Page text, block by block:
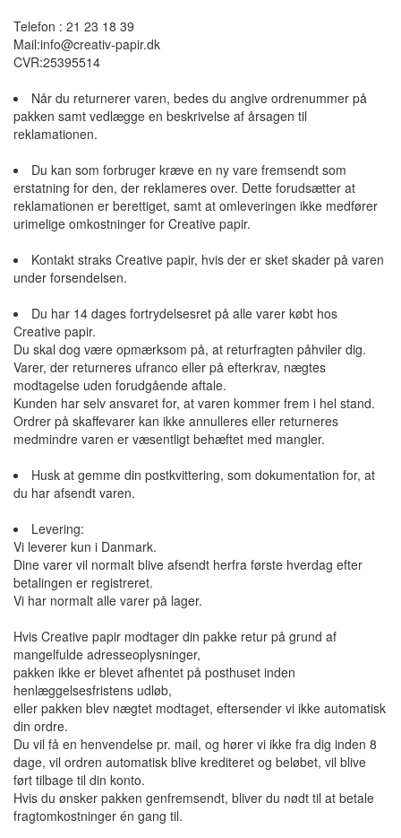
Telefon : 21 23 18 39
Mail:info@creativ-papir.dk
CVR:25395514
Når du returnerer varen, bedes du angive ordrenummer på
pakken samt vedlægge en beskrivelse af årsagen til
reklamationen.
Du kan som forbruger kræve en ny vare fremsendt som
erstatning for den, der reklameres over. Dette forudsætter at
reklamationen er berettiget, samt at omleveringen ikke medfører
urimelige omkostninger for Creative papir.
Kontakt straks Creative papir, hvis der er sket skader på varen
under forsendelsen.
Du har 14 dages fortrydelsesret på alle varer købt hos
Creative papir.
Du skal dog være opmærksom på, at returfragten påhviler dig.
Varer, der returneres ufranco eller på efterkrav, nægtes
modtagelse uden forudgående aftale.
Kunden har selv ansvaret for, at varen kommer frem i hel stand.
Ordrer på skaffevarer kan ikke annulleres eller returneres
medmindre varen er væsentligt behæftet med mangler.
Husk at gemme din postkvittering, som dokumentation for, at
du har afsendt varen.
Levering:
Vi leverer kun i Danmark.
Dine varer vil normalt blive afsendt herfra første hverdag efter
betalingen er registreret.
Vi har normalt alle varer på lager.
Hvis Creative papir modtager din pakke retur på grund af
mangelfulde adresseoplysninger,
pakken ikke er blevet afhentet på posthuset inden
henlæggelsesfristens udløb,
eller pakken blev nægtet modtaget, eftersender vi ikke automatisk
din ordre.
Du vil få en henvendelse pr. mail, og hører vi ikke fra dig inden 8
dage, vil ordren automatisk blive krediteret og beløbet, vil blive
ført tilbage til din konto.
Hvis du ønsker pakken genfremsendt, bliver du nødt til at betale
fragtomkostninger én gang til.